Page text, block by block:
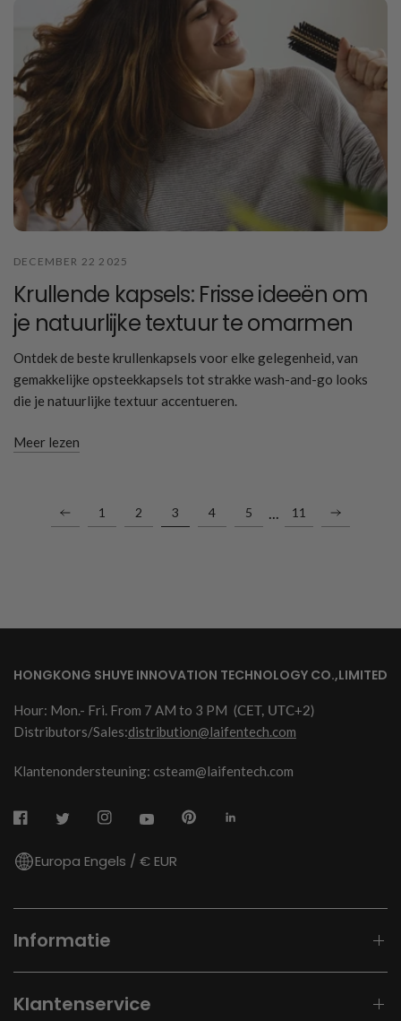
DECEMBER 22 2025
Krullende kapsels: Frisse ideeën om
je natuurlijke textuur te omarmen
Ontdek de beste krullenkapsels voor elke gelegenheid, van
gemakkelijke opsteekkapsels tot strakke wash-and-go looks
die je natuurlijke textuur accentueren.
Meer lezen
1 2 3 4 5 ... 11
HONGKONG SHUYE INNOVATION TECHNOLOGY CO.,LIMITED
Hour: Mon.- Fri. From 7 AM to 3 PM (CET, UTC+2)
Distributors/Sales:distribution@laifentech.com
Klantenondersteuning: csteam@laifentech.com
Europa Engels / € EUR
Informatie
Klantenservice